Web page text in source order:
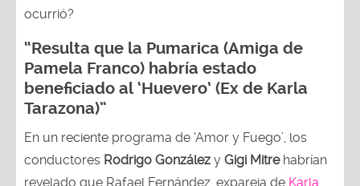
ocurrió?
“Resulta que la Pumarica (Amiga de
Pamela Franco) habría estado
beneficiado al ‘Huevero’ (Ex de Karla
Tarazona)”
En un reciente programa de ‘Amor y Fuego’, los
conductores Rodrigo González y Gigi Mitrehabrían
revelado que Rafael Fernández, expareja de Karla